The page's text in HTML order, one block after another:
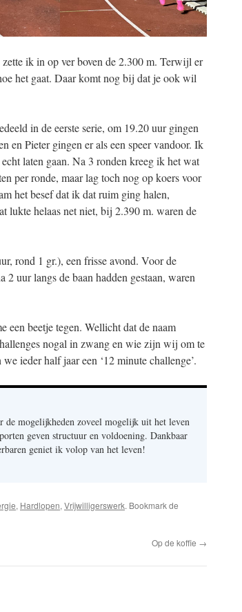
ik in op ver boven de 2.300 m. Terwijl er
het gaat. Daar komt nog bij dat je ook wil
in de eerste serie, om 19.20 uur gingen
en Pieter gingen er als een speer vandoor. Ik
laten gaan. Na 3 ronden kreeg ik het wat
per ronde, maar lag toch nog op koers voor
het besef dat ik dat ruim ging halen,
lukte helaas net niet, bij 2.390 m. waren de
rond 1 gr.), een frisse avond. Voor de
uur langs de baan hadden gestaan, waren
een beetje tegen. Wellicht dat de naam
nogal in zwang en wie zijn wij om te
ieder half jaar een ‘12 minute challenge’.
de mogelijkheden zoveel mogelijk uit het leven
geven structuur en voldoening. Dankbaar
geniet ik volop van het leven!
, Hardlopen,Vrijwilligerswerk. Bookmark de
Op de koffie →